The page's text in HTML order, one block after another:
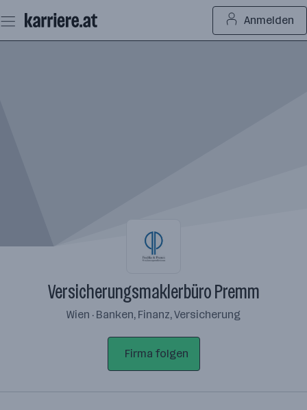
Seiteninhalt
springen
Anmelden
Versicherungsmaklerbüro Premm
Wien · Banken, Finanz, Versicherung
Firma folgen